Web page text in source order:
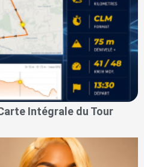
Intégrale du Tour